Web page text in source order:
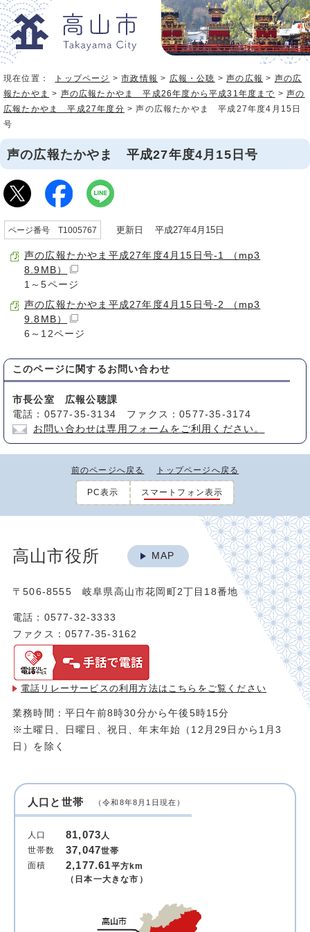
現在位置： トップページ >市政情報 > 広報・公聴 >声の広報 > 声の広
報たかやま > 声の広報たかやま 平成26年度から平成31年度まで >声の
広報たかやま 平成27年度分 > 声の広報たかやま 平成27年度4月15日
号
声の広報たかやま 平成27年度4月15日号
ページ番号 T1005767 更新日 平成27年4月15日
声の広報たかやま平成27年度4月15日号-1 （mp3
8.9MB）
1～5ページ
声の広報たかやま平成27年度4月15日号-2 （mp3
9.8MB）
6～12ページ
このページに関する お問い合わせ
市長公室 広報公聴課
電話：0577-35-3134 ファクス：0577-35-3174
お問い合わせは専用フォームをご利用ください。
前のページへ戻る トップページへ戻る
PC表示 スマートフォン表示
高山市役所 MAP
〒506-8555 岐阜県高山市花岡町2丁目18番地
電話：0577-32-3333
ファクス：0577-35-3162
電話リレーサービスの利用方法は こちらをご覧ください
業務時間：平日午前8時30分から午後5時15分
※土曜日、日曜日、祝日、年末年始（12月29日から1月3
日）を除く
人口と世帯 （令和8年8月1日現在）
人口 81,073人
世帯数
37,047世帯
面積
2,177.61平方km
（日本一大きな市）